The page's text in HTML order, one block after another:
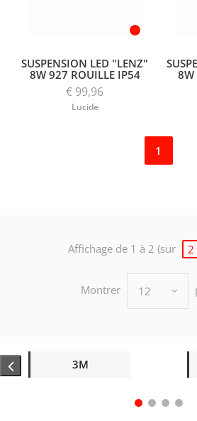
SUSPENSION LED "LENZ"
8W 927 ROUILLE IP54
€ 99,96
Lucide
8W
1
Affichage de 1 à 2 (sur 2
Montrer 12
3M